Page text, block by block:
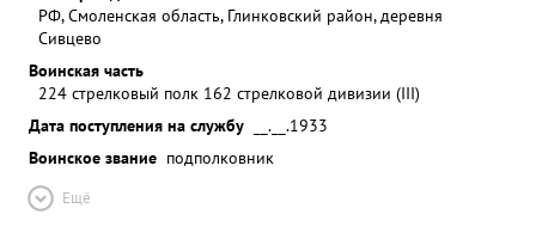
РФ, Смоленская область, Глинковский район, деревня
Сивцево
Воинская часть
224 стрелковый полк 162 стрелковой дивизии (III)
Дата поступления на службу
__.__.1933
Воинское звание подполковник
Ещё